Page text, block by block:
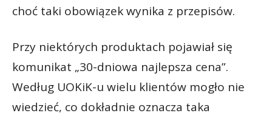
choć taki obowiązek wynika z przepisów.
Przy niektórych produktach pojawiał się
komunikat „30-dniowa najlepsza cena”.
Według UOKiK-u wielu klientów mogło nie
wiedzieć, co dokładnie oznacza taka